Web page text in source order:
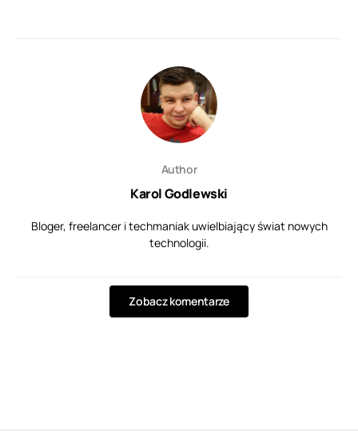
Author
Karol Godlewski
Bloger, freelancer i techmaniak uwielbiający świat nowych
technologii.
Zobacz komentarze